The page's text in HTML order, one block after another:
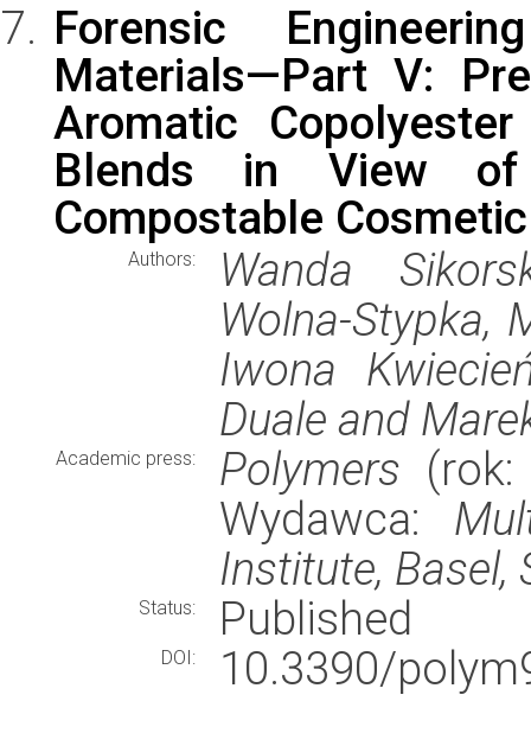
Forensic
Materials—Part V:
Aromatic
Blends in View of
Compostable
Authors:
Wanda
Wolna-Stypka,
Iwona
Duale and
Academic press: Polymers
Wydawca:
Institute, Basel,
Status: Published
DOI: 10.3390/